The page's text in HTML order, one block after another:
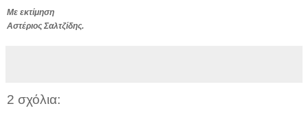
Με εκτίμηση
Aστέριος Σαλτζίδης.
2 σχόλια: